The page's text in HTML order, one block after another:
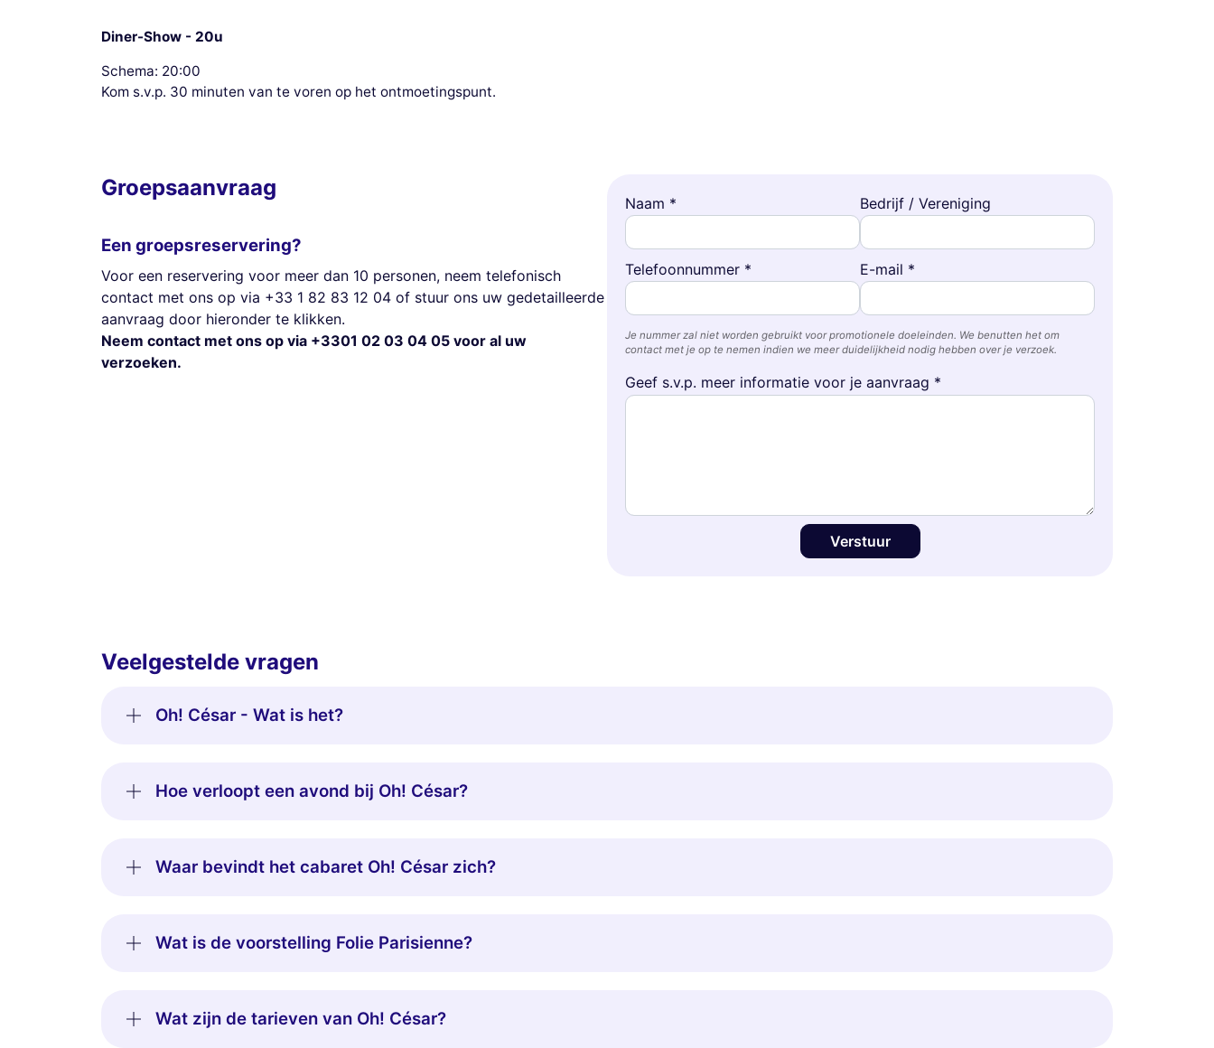
Diner-Show - 20u
Schema: 20:00
Kom s.v.p. 30 minuten van te voren op het ontmoetingspunt.
Groepsaanvraag
Een groepsreservering?
Voor een reservering voor meer dan 10 personen, neem telefonisch
contact met ons op via +33 1 82 83 12 04 of stuur ons uw gedetailleerde
aanvraag door hieronder te klikken.
Neem contact met ons op via +3301 02 03 04 05 voor al uw
verzoeken.
Naam * Bedrijf / Vereniging
Telefoonnummer * E-mail *
Je nummer zal niet worden gebruikt voor promotionele doeleinden. We benutten het om
contact met je op te nemen indien we meer duidelijkheid nodig hebben over je verzoek.
Geef s.v.p. meer informatie voor je aanvraag *
Verstuur
Veelgestelde vragen
Oh! César - Wat is het?
Hoe verloopt een avond bij Oh! César?
Waar bevindt het cabaret Oh! César zich?
Wat is de voorstelling Folie Parisienne?
Wat zijn de tarieven van Oh! César?